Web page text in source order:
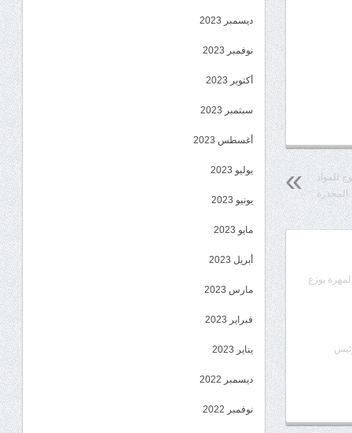
للمواد
المخدرة
يوزع
ديسمبر 2023
نوفمبر 2023
أكتوبر 2023
سبتمبر 2023
أغسطس 2023
يوليو 2023
يونيو 2023
مايو 2023
أبريل 2023
مارس 2023
فبراير 2023
يناير 2023
ديسمبر 2022
نوفمبر 2022